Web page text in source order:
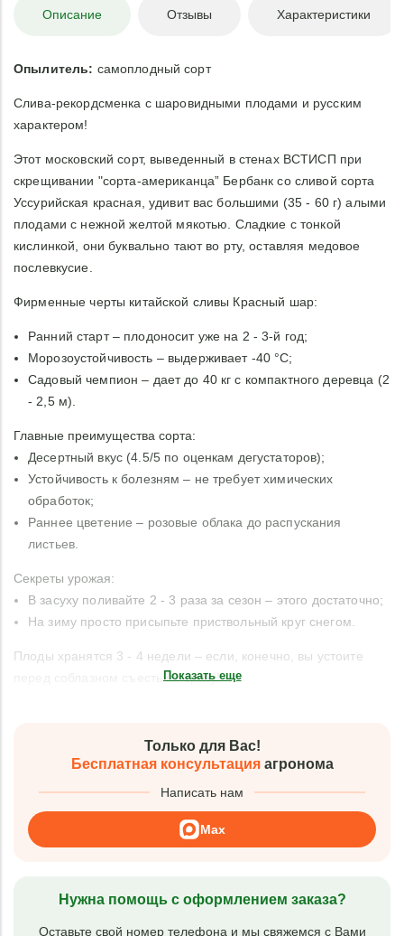
Описание Отзывы Характеристики
Опылитель: самоплодный сорт
Слива-рекордсменка с шаровидными плодами и русским
характером!
Этот московский сорт, выведенный в стенах ВСТИСП при
скрещивании "сорта-американца” Бербанк со сливой сорта
Уссурийская красная, удивит вас большими (35 - 60 г) алыми
плодами с нежной желтой мякотью. Сладкие с тонкой
кислинкой, они буквально тают во рту, оставляя медовое
послевкусие.
Фирменные черты китайской сливы Красный шар:
Ранний старт – плодоносит уже на 2 - 3-й год;
Морозоустойчивость – выдерживает -40 °C;
Садовый чемпион – дает до 40 кг с компактного деревца (2
- 2,5 м).
Главные преимущества сорта:
Десертный вкус (4.5/5 по оценкам дегустаторов);
Устойчивость к болезням – не требует химических
обработок;
Раннее цветение – розовые облака до распускания
листьев.
Секреты урожая:
В засуху поливайте 2 - 3 раза за сезон – этого достаточно;
На зиму просто присыпьте приствольный круг снегом.
Плоды хранятся 3 - 4 недели – если, конечно, вы устоите
перед соблазном съесть их сразу!
Показать еще
Только для Вас!
Бесплатная консультацияагронома
Написать нам
Max
Нужна помощь с оформлением заказа?
Оставьте свой номер телефона и мы свяжемся с Вами